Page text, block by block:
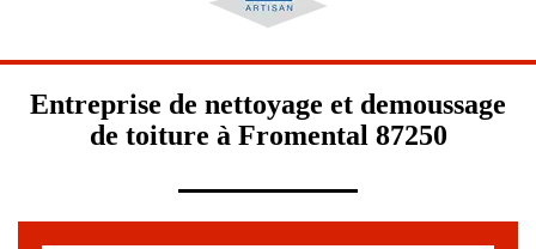
Entreprise de nettoyage et demoussage
de toiture à Fromental 87250